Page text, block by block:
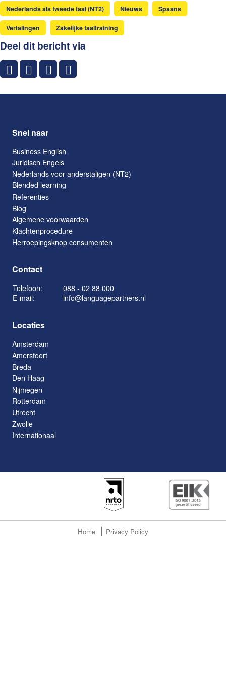
Nederlands als tweede taal (NT2) Nieuws Spaans
Vertalingen Zakelijke taaltraining
Deel dit bericht via
Snel naar
Business English
Juridisch Engels
Nederlands voor anderstaligen (NT2)
Blended learning
Referenties
Blog
Algemene voorwaarden
Klachtenprocedure
Herroepingsknop consumenten
Contact
Telefoon:
088 - 02 88 000
E-mail:
info@languagepartners.nl
Locaties
Amsterdam
Amersfoort
Breda
Den Haag
Nijmegen
Rotterdam
Utrecht
Zwolle
Internationaal
Home Privacy Policy